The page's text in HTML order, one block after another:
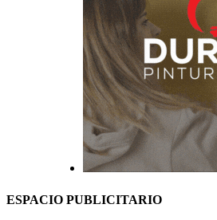
ESPACIO PUBLICITARIO